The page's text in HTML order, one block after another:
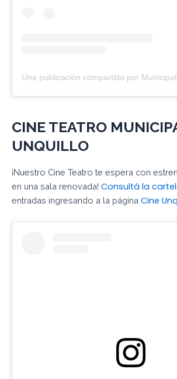
CINE TEATRO
UNQUILLO
¡Nuestro Cine Teatro te espera con
en una sala renovada! Consultá la
entradas ingresando a la página Cine